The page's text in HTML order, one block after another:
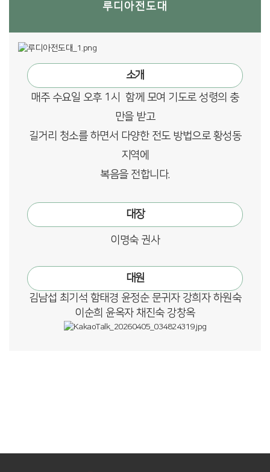
루디아전도대
소개
매주 수요일 오후 1시 함께 모여 기도로 성령의 충
만을 받고
길거리 청소를 하면서 다양한 전도 방법으로 황성동
지역에
복음을 전합니다.
대장
이명숙 권사
대원
김남섭 최기석 함태경 윤정순 문귀자 강희자 하원숙
이순희 윤옥자 채진숙 강창옥